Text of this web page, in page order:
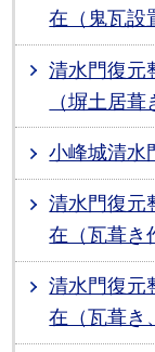
在（鬼瓦設
清水門復元
（塀土居葺
小峰城清水
清水門復元
在（瓦葺き
清水門復元
在（瓦葺き